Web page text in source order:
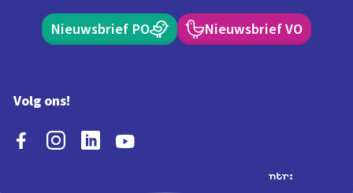
Nieuwsbrief PO Nieuwsbrief VO
Volg ons!